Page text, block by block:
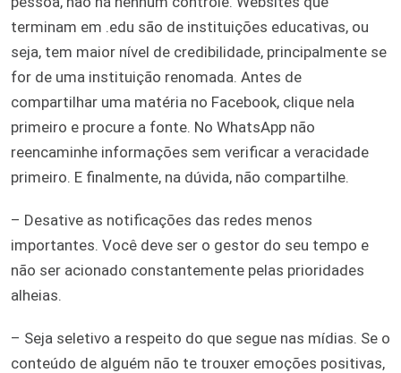
terminam em .edu são de instituições educativas, ou
seja, tem maior nível de credibilidade, principalmente se
for de uma instituição renomada. Antes de
compartilhar uma matéria no Facebook, clique nela
primeiro e procure a fonte. No WhatsApp não
reencaminhe informações sem verificar a veracidade
primeiro. E finalmente, na dúvida, não compartilhe.
– Desative as notificações das redes menos
importantes. Você deve ser o gestor do seu tempo e
não ser acionado constantemente pelas prioridades
alheias.
– Seja seletivo a respeito do que segue nas mídias. Se o
conteúdo de alguém não te trouxer emoções positivas,